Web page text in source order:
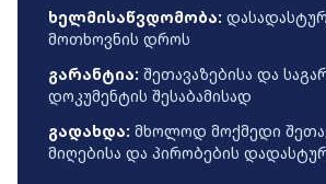
ხელმისაწვდომობა:
მოთხოვნის დროს
გარანტია: შეთავაზებისა და
დოკუმენტის შესაბამისად
გადახდა: მხოლოდ მოქმედი
მიღებისა და პირობების